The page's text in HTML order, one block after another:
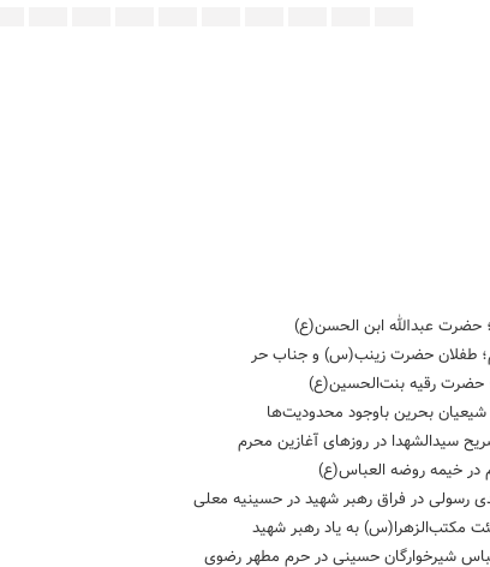
حضرت عبدالله ابن الحسن(ع)
طفلان حضرت زینب(س) و جناب حر
حضرت رقیه بنت‌الحسین(ع)
شیعیان بحرین باوجود محدودیت‌ها
سیدالشهدا در روزهای آغازین محرم
خیمه روضه العباس(ع)
رسولی در فراق رهبر شهید در حسینیه معلی
به یاد رهبر شهید
شیرخوارگان حسینی در حرم مطهر رضوی